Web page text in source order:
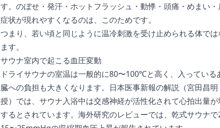
す。のぼせ・発汗・ホットフラッシュ・動悸・頭痛・めまい
症状が現れやすくなるのは、このためです。
つまり、若い頃と同じように温冷刺激を受け止められる体で
ます。
サウナ室内で起こる血圧変動
ドライサウナの室温は一般的に80〜100℃と高く、入ってい
臓への負担も大きくなります。 日本医事新報の解説（宮田昌
授） では、サウナ入浴中は交感神経が活性化されて心拍出量
するとされています。 海外研究のレビューでは、乾式サウナ